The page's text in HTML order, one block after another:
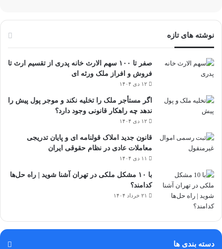
نوشته های تازه
صفر تا ۱۰۰ سهم الارث خانه پدری از تقسیم ارث تا
فروش و افراز ملک ورثه ای
۱۲ دی ۱۴۰۴
اگر مستأجر ملک را تخلیه نکند و موجر پول پیش را
ندهد چه راهکار قانونی وجود دارد؟
۱۲ دی ۱۴۰۴
قانون جدید املاک قولنامه ای و پایان تدریجی
معاملات عادی در نظام حقوقی ایران
۱۱ دی ۱۴۰۴
با ۱۰ مشکل ملکی در تهران آشنا شوید | راه حل‌ها
کدامند؟
۲۱ خرداد ۱۴۰۴
دسته بندی ها